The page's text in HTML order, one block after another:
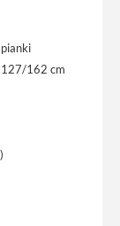
127/162 cm